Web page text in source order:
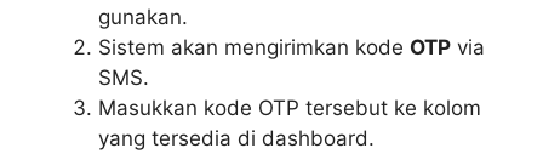
gunakan.
Sistem akan mengirimkan kode OTP via
SMS.
Masukkan kode OTP tersebut ke kolom
yang tersedia di dashboard.